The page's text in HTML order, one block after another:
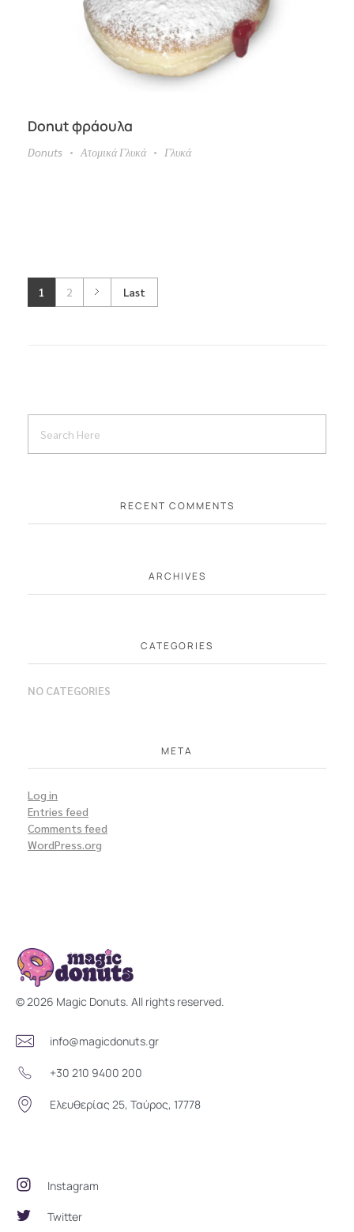
Donut φράουλα
Donuts Ατομικά Γλυκά Γλυκά
1 2 Last
RECENT COMMENTS
ARCHIVES
CATEGORIES
NO CATEGORIES
META
Log in
Entries feed
Comments feed
WordPress.org
Magic Donuts
© 2026 Magic Donuts. All rights reserved.
info@magicdonuts.gr
+30 210 9400 200
Ελευθερίας 25, Ταύρος, 17778
Instagram
Twitter